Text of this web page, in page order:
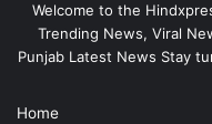
Welcome to the
Trending News, Viral
Punjab Latest News Stay
Home